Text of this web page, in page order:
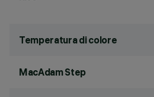
Temperatura di colore
MacAdam Step